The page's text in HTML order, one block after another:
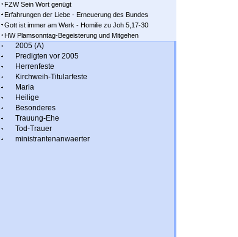
FZW Sein Wort genügt
Erfahrungen der Liebe - Erneuerung des Bundes
Gott ist immer am Werk - Homilie zu Joh 5,17-30
HW Plamsonntag-Begeisterung und Mitgehen
2005 (A)
Predigten vor 2005
Herrenfeste
Kirchweih-Titularfeste
Maria
Heilige
Besonderes
Trauung-Ehe
Tod-Trauer
ministrantenanwaerter